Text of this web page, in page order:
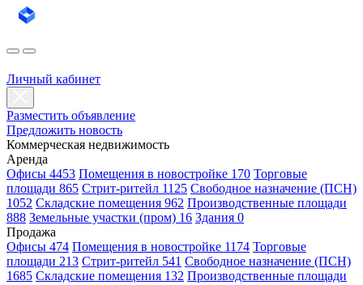
Личный кабинет
Разместить объявление
Предложить новость
Коммерческая недвижимость
Аренда
Офисы 4453 Помещения в новостройке 170 Торговые
площади 865 Стрит-ритейл 1125 Свободное назначение (ПСН)
1052 Складские помещения 962 Производственные площади
888 Земельные участки (пром) 16 Здания 0
Продажа
Офисы 474 Помещения в новостройке 1174 Торговые
площади 213 Стрит-ритейл 541 Свободное назначение (ПСН)
1685 Складские помещения 132 Производственные площади